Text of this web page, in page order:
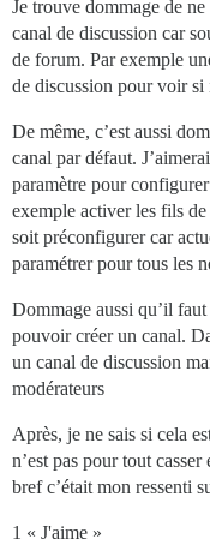
Je trouve dommage de
canal de discussion car
de forum. Par exemple
de discussion pour voir
De même, c’est aussi
canal par défaut.
paramètre pour
exemple activer les fils
soit préconfigurer car
paramétrer pour tous les
Dommage aussi qu’il
pouvoir créer un canal.
un canal de discussion
modérateurs
Après, je ne sais si cela
n’est pas pour tout
bref c’était mon ressenti
1 « J'aime »